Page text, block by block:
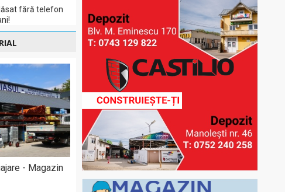
fără telefon
- Magazin